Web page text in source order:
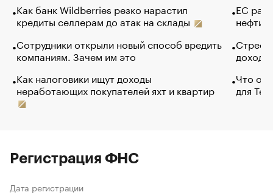
Как банк Wildberries резко нарастил
кредиты селлерам до атак на склады
Сотрудники открыли новый способ вредить
компаниям. Зачем им это
Как налоговики ищут доходы
неработающих покупателей яхт и квартир
ЕС
нефти
Что
для
Регистрация ФНС
Дата регистрации